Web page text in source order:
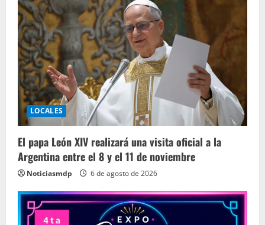
LOCALES
El papa León XIV realizará una visita oficial a la
Argentina entre el 8 y el 11 de noviembre
Noticiasmdp 6 de agosto de 2026